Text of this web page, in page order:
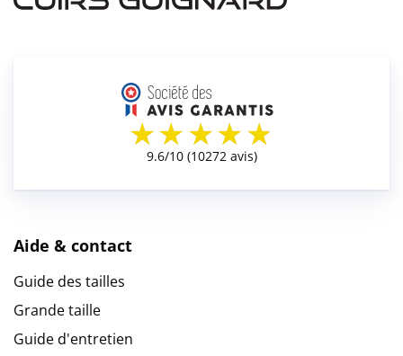
Aide & contact
Guide des tailles
Grande taille
Guide d'entretien